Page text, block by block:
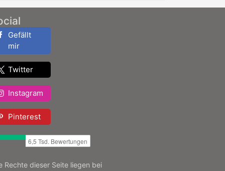
Gefällt
mir
Twitter
Instagram
Pinterest
Rechte dieser Seite liegen bei